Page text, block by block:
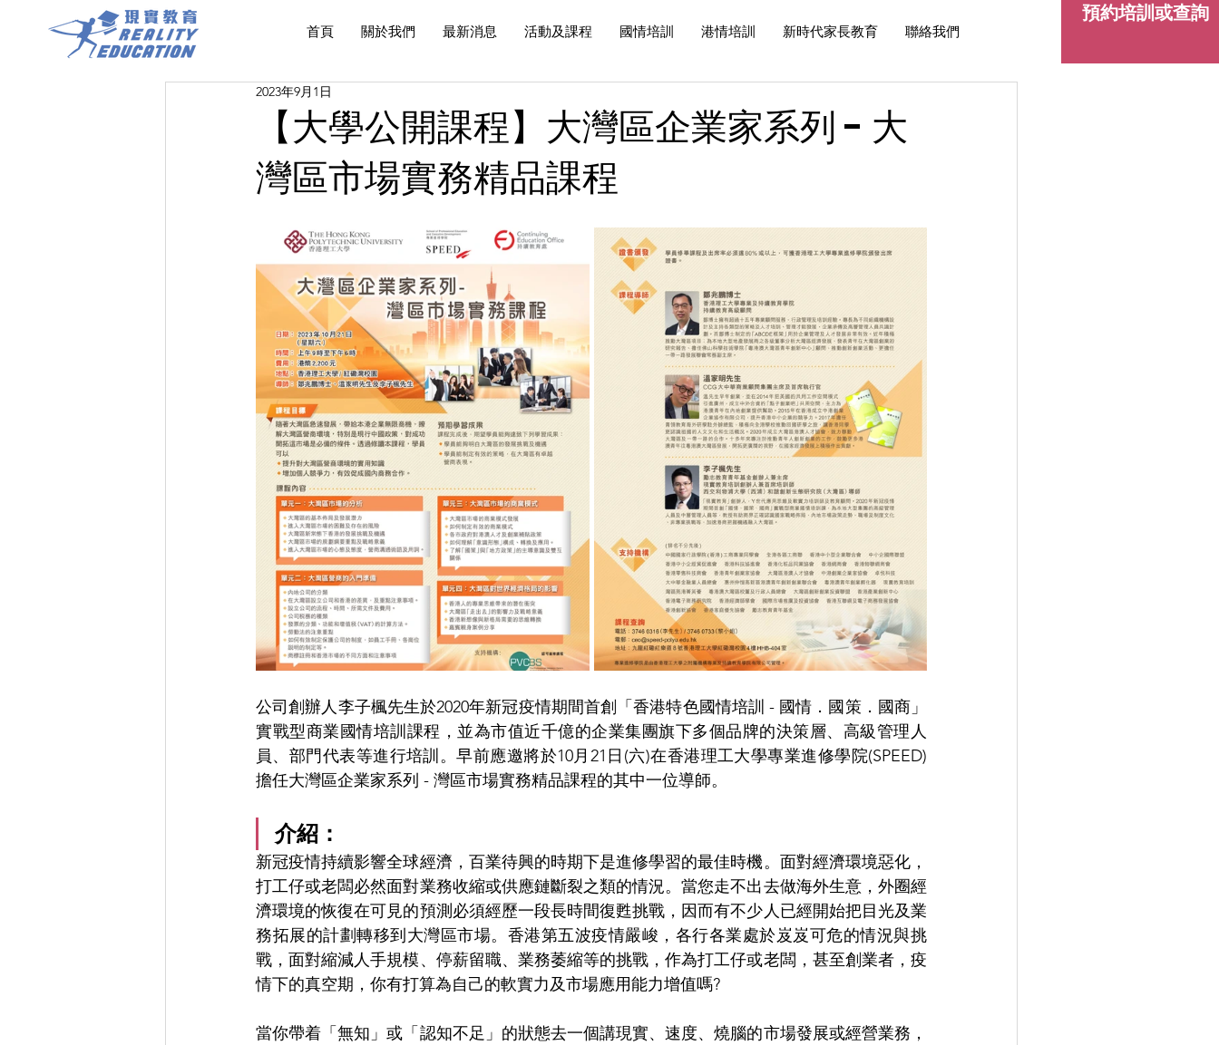
首頁 關於我們 最新消息 活動及課程 國情培訓 港情培訓 新時代家長教育 聯絡我們
預約培訓或查詢
【大學公開課程】大灣區企業家系列 - 大
灣區市場實務精品課程
2023年9月1日
公司創辦人李子楓先生於2020年新冠疫情期間首創「香港特色國情培訓 - 國情．國策．國商」
實戰型商業國情培訓課程，並為市值近千億的企業集團旗下多個品牌的決策層、高級管理人
員、部門代表等進行培訓。早前應邀將於10月21日(六)在香港理工大學專業進修學院(SPEED)
擔任大灣區企業家系列 - 灣區市場實務精品課程的其中一位導師。
介紹：
新冠疫情持續影響全球經濟，百業待興的時期下是進修學習的最佳時機。面對經濟環境惡化，
打工仔或老闆必然面對業務收縮或供應鏈斷裂之類的情況。當您走不出去做海外生意，外圈經
濟環境的恢復在可見的預測必須經歷一段長時間復甦挑戰，因而有不少人已經開始把目光及業
務拓展的計劃轉移到大灣區市場。香港第五波疫情嚴峻，各行各業處於岌岌可危的情況與挑
戰，面對縮減人手規模、停薪留職、業務萎縮等的挑戰，作為打工仔或老闆，甚至創業者，疫
情下的真空期，你有打算為自己的軟實力及市場應用能力增值嗎?
當你帶着「無知」或「認知不足」的狀態去一個講現實、速度、燒腦的市場發展或經營業務，